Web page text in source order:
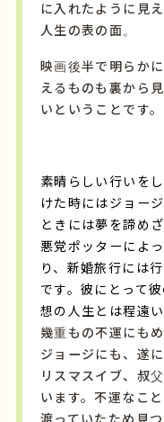
に入れたように見
人生の表の面。
映画後半で明らか
えるものも裏から
いということです。
素晴らしい行いを
けた時にはジョー
ときには夢を諦め
悪党ポッターによ
り、新婚旅行には
です。彼にとって
想の人生とは程遠
幾重もの不運にも
ジョージにも、遂
リスマスイブ、叔
います。不運なこ